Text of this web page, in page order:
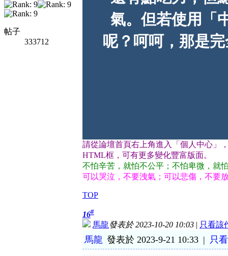
帖子
333712
氣。但若使用「
呢？呵呵，那是
請從論壇首頁右上角進入「個人中心」
HTML框，可有更多變化豐富版面。
不怕辛苦，就怕不公平；不怕卑微，就
可以哭泣，不要洩氣；可以悲傷，不要
TOP
16#
馬龍發表於 2023-10-20 10:03 | 只看該
馬龍 發表於 2023-9-21 10:33 | 只